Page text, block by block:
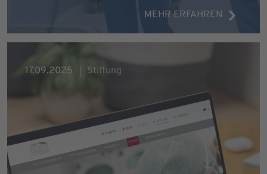
MEHR ERFAHREN
17.09.2025 Stiftung